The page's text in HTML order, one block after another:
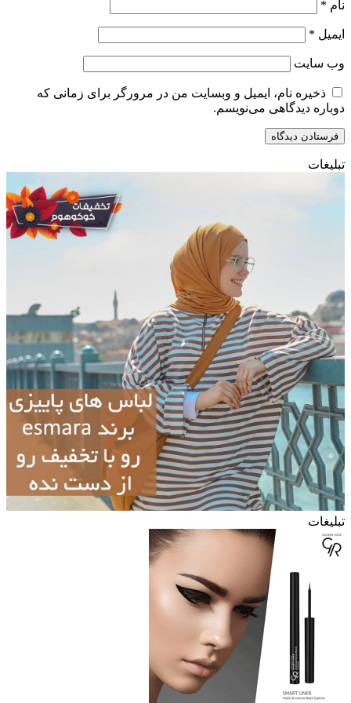
نام *
ایمیل *
وب‌ سایت
ذخیره نام، ایمیل و وبسایت من در مرورگر برای زمانی که
دوباره دیدگاهی می‌نویسم.
تبلیغات
تبلیغات